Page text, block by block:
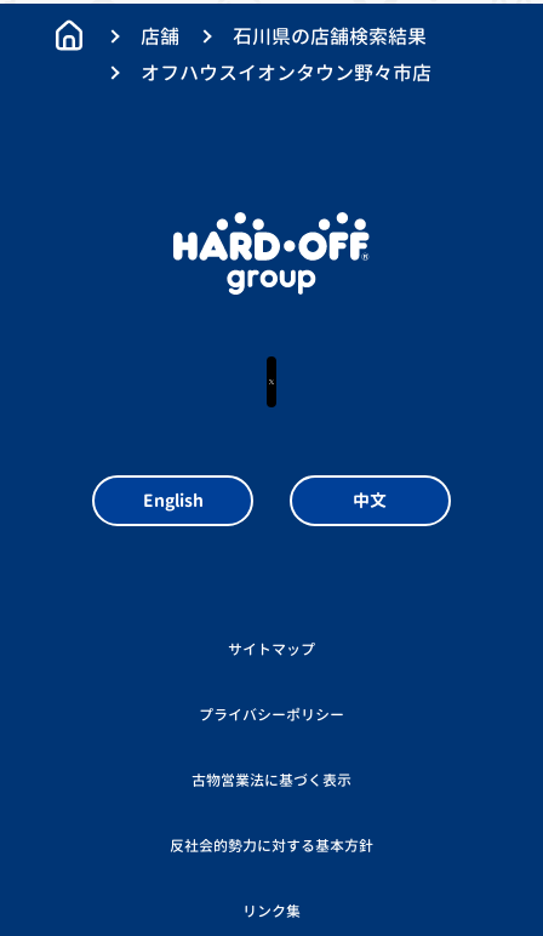
店舗
石川県の店舗検索結果
オフハウスイオンタウン野々市店
サイトマップ
プライバシーポリシー
古物営業法に基づく表示
反社会的勢力に対する基本方針
リンク集
English 中文